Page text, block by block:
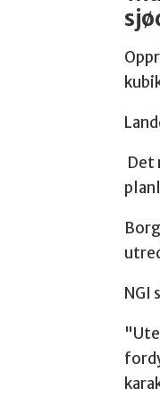
Det
NGI